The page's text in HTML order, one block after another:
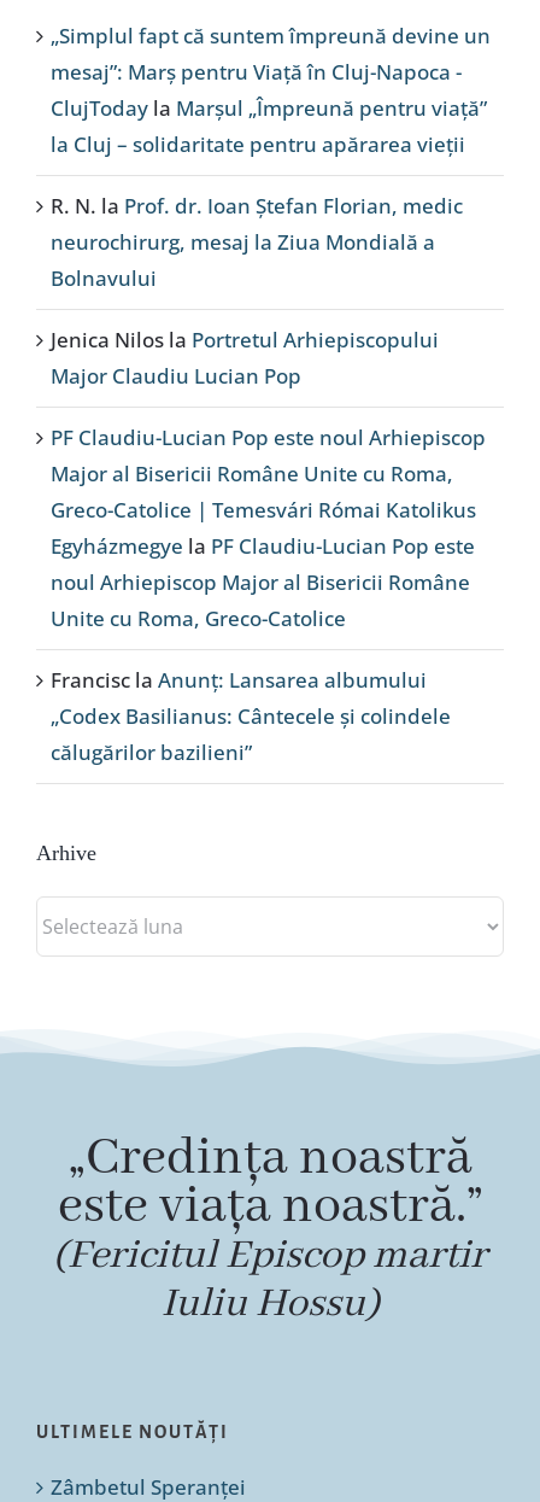
„Simplul fapt că suntem împreună devine un
mesaj”: Marș pentru Viață în Cluj-Napoca -
ClujToday la Marșul „Împreună pentru viață”
la Cluj – solidaritate pentru apărarea vieții
R. N. la Prof. dr. Ioan Ștefan Florian, medic
neurochirurg, mesaj la Ziua Mondială a
Bolnavului
Jenica Nilos la Portretul Arhiepiscopului
Major Claudiu Lucian Pop
PF Claudiu-Lucian Pop este noul Arhiepiscop
Major al Bisericii Române Unite cu Roma,
Greco-Catolice | Temesvári Római Katolikus
Egyházmegye la PF Claudiu-Lucian Pop este
noul Arhiepiscop Major al Bisericii Române
Unite cu Roma, Greco-Catolice
Francisc la Anunț: Lansarea albumului
„Codex Basilianus: Cântecele și colindele
călugărilor bazilieni”
Arhive
Arhive
„Credința noastră
este viața noastră.”
(Fericitul Episcop martir
Iuliu Hossu)
ULTIMELE NOUTĂȚI
Zâmbetul Speranței